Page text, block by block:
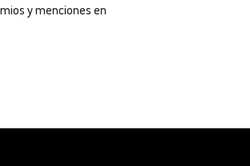
y menciones en